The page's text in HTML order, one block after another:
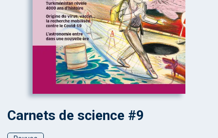
Carnets de science #9